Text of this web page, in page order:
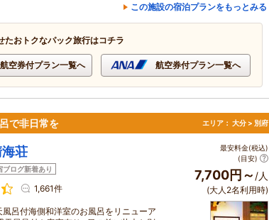
この施設の宿泊プランをもっとみる
たおトクなパック旅行はコチラ
航空券付プラン一覧へ 航空券付プラン一覧へ
で非日常を エリア： 大分 > 別府
荘
ブログ新着あり
1,661件
呂付海側和洋室のお風呂をリニューア
最安料金(税込)
(目安)
7,700円～/人
(大人2名利用時)